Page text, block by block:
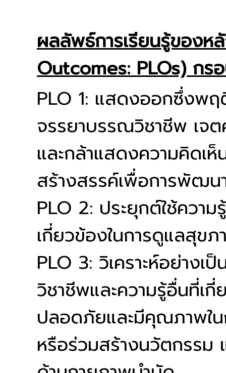
ผลลัพธ์การเรียนรู้ของ
Outcomes: PLOs) ก
PLO 1: แสดงออกซึ่งพ
จรรยาบรรณวิชาชีพ เจ
และกล้าแสดงความคิดเ
สร้างสรรค์เพื่อการพัฒน
PLO 2: ประยุกต์ใช้ควา
เกี่ยวข้องในการดูแลสุขภ
PLO 3: วิเคราะห์อย่างเ
วิชาชีพและความรู้อื่นที่เ
ปลอดภัยและมีคุณภาพใ
หรือร่วมสร้างนวัตกรรม